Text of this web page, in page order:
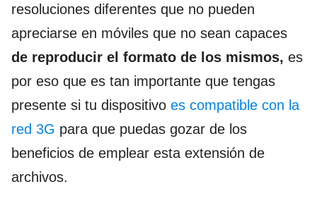
resoluciones diferentes que no pueden
apreciarse en móviles que no sean capaces
de reproducir el formato de los mismos, es
por eso que es tan importante que tengas
presente si tu dispositivo es compatible con la
red 3G para que puedas gozar de los
beneficios de emplear esta extensión de
archivos.